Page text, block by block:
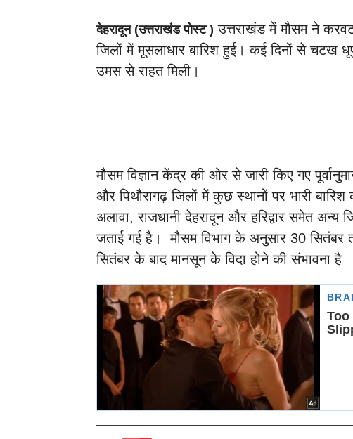
देहरादून (उत्तराखंड पोस्ट ) उत्तराखंड में मौसम ने
जिलों में मूसलाधार बारिश हुई। कई दिनों से चटख
उमस से राहत मिली।
मौसम विज्ञान केंद्र की ओर से जारी किए गए
और पिथौरागढ़ जिलों में कुछ स्थानों पर भारी
अलावा, राजधानी देहरादून और हरिद्वार समेत अन्य
जताई गई है। मौसम विभाग के अनुसार 30 सितंबर
सितंबर के बाद मानसून के विदा होने की संभावना है